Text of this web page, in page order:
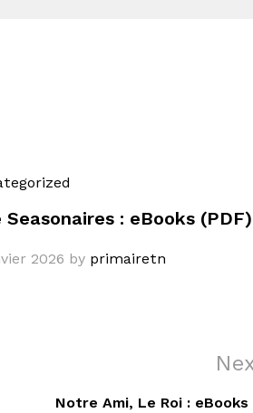
Seasonaires : eBooks (PDF)
2026 by primairetn
Notre Ami, Le Roi : eBooks